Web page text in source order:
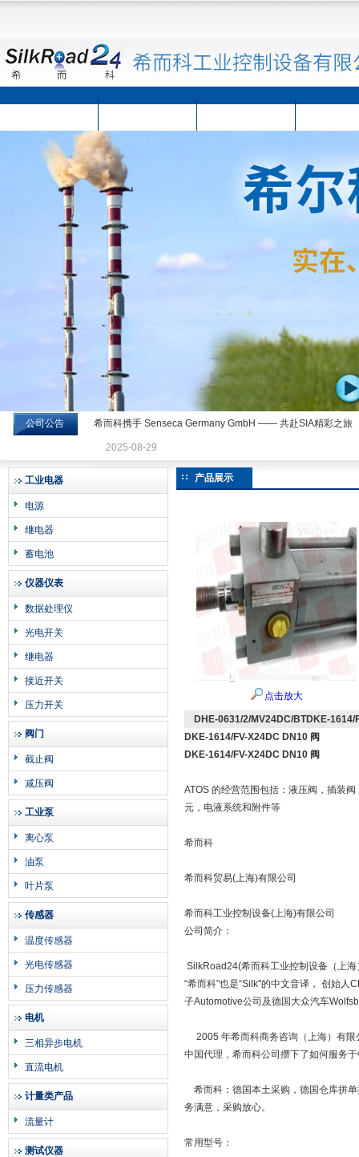
希而科工业控制设备有限公司
公司公告 希而科携手 Senseca Germany GmbH —— 共赴SIA精彩之旅
2025-08-29
工业电器
电源
继电器
蓄电池
仪器仪表
数据处理仪
光电开关
继电器
接近开关
压力开关
阀门
截止阀
减压阀
工业泵
离心泵
油泵
叶片泵
传感器
温度传感器
光电传感器
压力传感器
电机
三相异步电机
直流电机
计量类产品
流量计
测试仪器
产品展示
点击放大
DHE-0631/2/MV24DC/BTDKE-1614/
DKE-1614/FV-X24DC DN10 阀
DKE-1614/FV-X24DC DN10 阀
ATOS 的经营范围包括：液压阀，插装
元，电液系统和附件等
希而科
希而科贸易(上海)有限公司
希而科工业控制设备(上海)有限公司
公司简介：
SilkRoad24(希而科工业控制设备（上
“希而科"也是“Silk"的中文音译， 创始
子Automotive公司及德国大众汽车
2005 年希而科商务咨询（上海）有限
中国代理，希而科公司攒下了如何服务
希而科：德国本土采购，德国仓库拼
务满意，采购放心。
常用型号：